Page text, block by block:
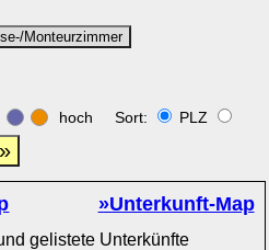
Monteurzimmer
hoch Sort:
PLZ
»Unterkunft-Map
gelistete Unterkünfte